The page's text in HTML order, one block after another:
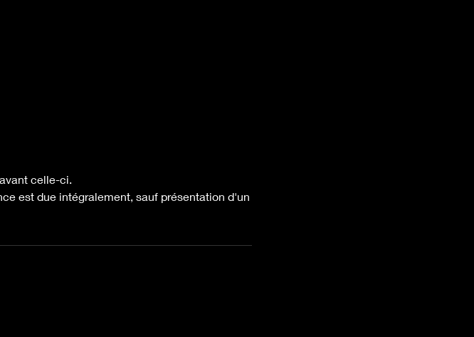
celle-ci.
est due intégralement, sauf présentation d'un